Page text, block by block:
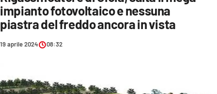
POLITICA
SANITÀ
SOCIETÀ
impianto fotovoltaico e nessuna
piastra del freddo ancora in vista
19 aprile 2024 08:32